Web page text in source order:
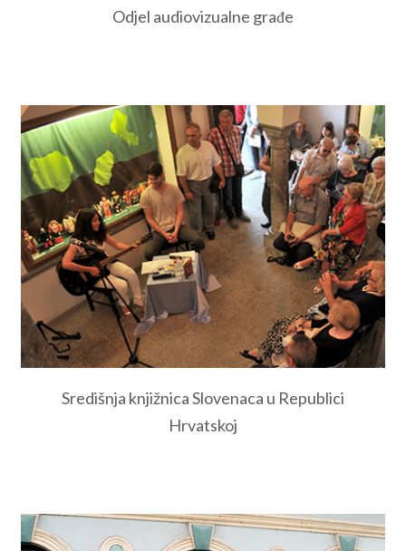
Odjel audiovizualne građe
Središnja knjižnica Slovenaca u Republici
Hrvatskoj